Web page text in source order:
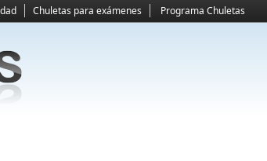
Chuletas para exámenes Programa Chuletas